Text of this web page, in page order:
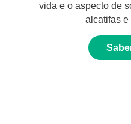
vida e o aspecto de
alcatifas e